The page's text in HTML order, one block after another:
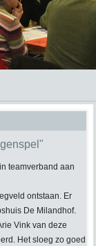
teamverband aan
ontstaan. Er
De Milandhof.
Vink van deze
Het sloeg zo goed